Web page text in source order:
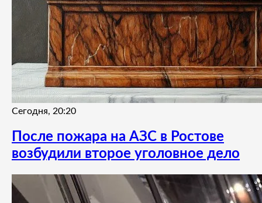
Сегодня, 20:20
После пожара на АЗС в Ростове
возбудили второе уголовное дело